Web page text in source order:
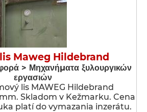
Maweg Hildebrand
> Μηχανήματα ξυλουργικών
εργασιών
lis MAWEG Hildebrand
Skladom v Kežmarku. Cena
platí do vymazania inzerátu.